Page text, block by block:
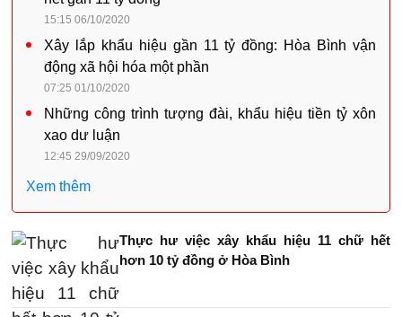
15:15 06/10/2020
Xây lắp khẩu hiệu gần 11 tỷ đồng: Hòa Bình vận
động xã hội hóa một phần
07:25 01/10/2020
Những công trình tượng đài, khẩu hiệu tiền tỷ xôn
xao dư luận
12:45 29/09/2020
Xem thêm
Thực hư việc xây khẩu hiệu 11 chữ hết
hơn 10 tỷ đồng ở Hòa Bình